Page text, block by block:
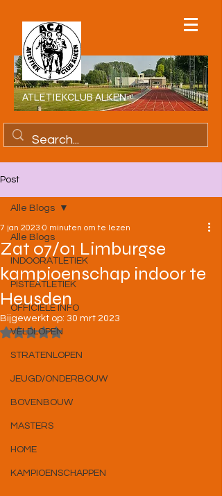
ATLETIEKCLUB ALKEN
Post
Alle Blogs
INDOORATLETIEK
PISTEATLETIEK
OFFICIELE INFO
VELDLOPEN
STRATENLOPEN
JEUGD/ONDERBOUW
BOVENBOUW
MASTERS
HOME
KAMPIOENSCHAPPEN
Alle Blogs
Zat 07/01 Limburgse
kampioenschap indoor te
Heusden
7 jan 2023 0 minuten om te lezen
Bijgewerkt op: 30 mrt 2023
Beoordeeld met NaN uit 5 sterren.